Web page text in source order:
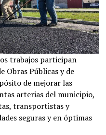
trabajos participan
Obras Públicas y de
de mejorar las
arterias del municipio,
transportistas y
seguras y en óptimas